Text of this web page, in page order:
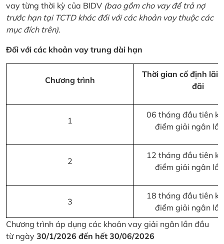
vay từng thời kỳ của BIDV (bao gồm cho vay để trả nợ
trước hạn tại TCTD khác đối với các khoản vay thuộc các
mục đích trên).
Đối với các khoản vay trung dài hạn
Chương trình
Thời gian cố định lãi
đãi
1
06 tháng đầu tiên
điểm giải ngân
2
12 tháng đầu tiên
điểm giải ngân
3
18 tháng đầu tiên
điểm giải ngân
Chương trình áp dụng các khoản vay giải ngân lần đầu
từ ngày 30/1/2026 đến hết 30/06/2026